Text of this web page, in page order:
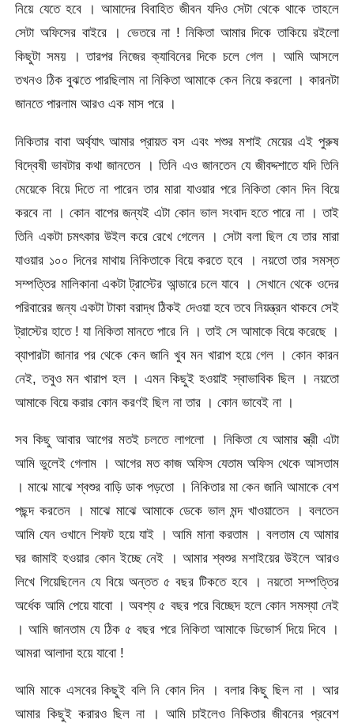
নিয়ে যেতে হবে । আমাদের বিবাহিত জীবন যদিও সেটা থেকে থাকে তাহলে
সেটা অফিসের বাইরে । ভেতরে না ! নিকিতা আমার দিকে তাকিয়ে রইলো
কিছুটা সময় । তারপর নিজের ক্যাবিনের দিকে চলে গেল । আমি আসলে
তখনও ঠিক বুঝতে পারছিলাম না নিকিতা আমাকে কেন নিয়ে করলো । কারনটা
জানতে পারলাম আরও এক মাস পরে ।
নিকিতার বাবা অর্থ্যাৎ আমার প্রায়ত বস এবং শশুর মশাই মেয়ের এই পুরুষ
বিদ্বেষী ভাবটার কথা জানতেন । তিনি এও জানতেন যে জীবদ্দশাতে যদি তিনি
মেয়েকে বিয়ে দিতে না পারেন তার মারা যাওয়ার পরে নিকিতা কোন দিন বিয়ে
করবে না । কোন বাপের জন্যই এটা কোন ভাল সংবাদ হতে পারে না । তাই
তিনি একটা চমৎকার উইল করে রেখে গেলেন । সেটা বলা ছিল যে তার মারা
যাওয়ার ১০০ দিনের মাথায় নিকিতাকে বিয়ে করতে হবে । নয়তো তার সমস্ত
সম্পত্তির মালিকানা একটা ট্রাস্টের আন্ডারে চলে যাবে । সেখানে থেকে ওদের
পরিবারের জন্য একটা টাকা বরাদ্ধ ঠিকই দেওয়া হবে তবে নিয়ন্ত্রন থাকবে সেই
ট্রাস্টের হাতে ! যা নিকিতা মানতে পারে নি । তাই সে আমাকে বিয়ে করেছে ।
ব্যাপারটা জানার পর থেকে কেন জানি খুব মন খারাপ হয়ে গেল । কোন কারন
নেই, তবুও মন খারাপ হল । এমন কিছুই হওয়াই স্বাভাবিক ছিল । নয়তো
আমাকে বিয়ে করার কোন করণই ছিল না তার । কোন ভাবেই না ।
সব কিছু আবার আগের মতই চলতে লাগলো । নিকিতা যে আমার স্ত্রী এটা
আমি ভুলেই গেলাম । আগের মত কাজ অফিস যেতাম অফিস থেকে আসতাম
। মাঝে মাঝে শ্বশুর বাড়ি ডাক পড়তো । নিকিতার মা কেন জানি আমাকে বেশ
পছন্দ করতেন । মাঝে মাঝে আমাকে ডেকে ভাল মন্দ খাওয়াতেন । বলতেন
আমি যেন ওখানে শিফট হয়ে যাই । আমি মানা করতাম । বলতাম যে আমার
ঘর জামাই হওয়ার কোন ইচ্ছে নেই । আমার শ্বশুর মশাইয়ের উইলে আরও
লিখে গিয়েছিলেন যে বিয়ে অন্তত ৫ বছর টিকতে হবে । নয়তো সম্পত্তির
অর্ধেক আমি পেয়ে যাবো । অবশ্য ৫ বছর পরে বিচ্ছেদ হলে কোন সমস্যা নেই
। আমি জানতাম যে ঠিক ৫ বছর পরে নিকিতা আমাকে ডিভোর্স দিয়ে দিবে ।
আমরা আলাদা হয়ে যাবো !
আমি মাকে এসবের কিছুই বলি নি কোন দিন । বলার কিছু ছিল না । আর
আমার কিছুই করারও ছিল না । আমি চাইলেও নিকিতার জীবনের প্রবেশ